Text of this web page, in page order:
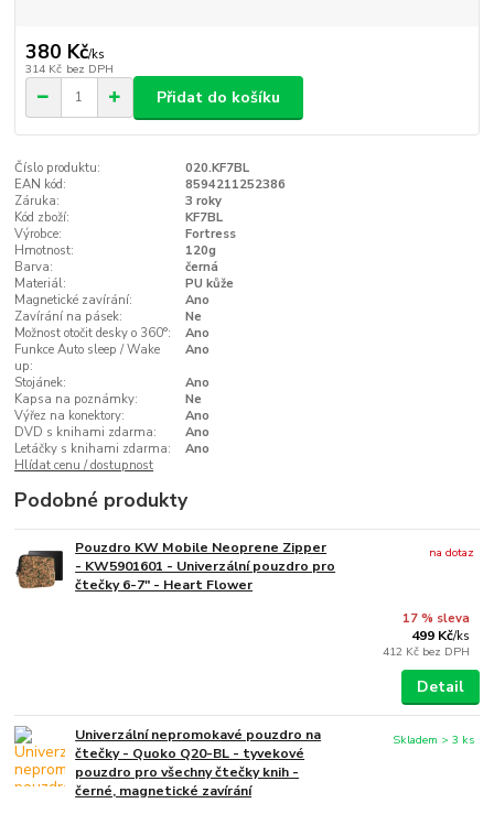
380 Kč/ks
314 Kč bez DPH
Přidat do košíku
Číslo produktu:
020.KF7BL
EAN kód:
8594211252386
Záruka:
3 roky
Kód zboží:
KF7BL
Výrobce:
Fortress
Hmotnost:
120g
Barva:
černá
Materiál:
PU kůže
Magnetické zavírání:
Ano
Zavírání na pásek:
Ne
Možnost otočit desky o 360°:
Ano
Funkce Auto sleep / Wake
up:
Ano
Stojánek:
Ano
Kapsa na poznámky:
Ne
Výřez na konektory:
Ano
DVD s knihami zdarma:
Ano
Letáčky s knihami zdarma:
Ano
Hlídat cenu / dostupnost
Podobné produkty
Pouzdro KW Mobile Neoprene Zipper
- KW5901601 - Univerzální pouzdro pro
čtečky 6-7" - Heart Flower
17 % sleva
499 Kč/ks
412 Kč bez DPH
na dotaz
Detail
Univerzální nepromokavé pouzdro na
čtečky - Quoko Q20-BL - tyvekové
pouzdro pro všechny čtečky knih -
černé, magnetické zavírání
Skladem > 3 ks